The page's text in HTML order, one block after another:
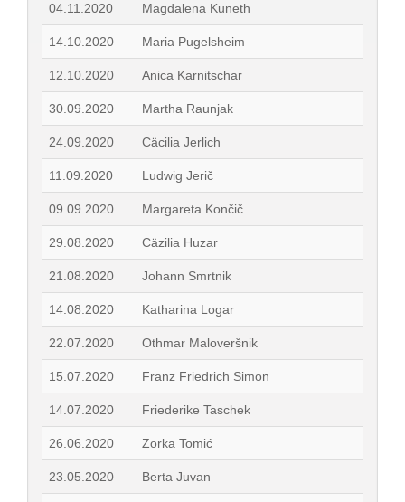
04.11.2020 Magdalena Kuneth
14.10.2020 Maria Pugelsheim
12.10.2020 Anica Karnitschar
30.09.2020 Martha Raunjak
24.09.2020 Cäcilia Jerlich
11.09.2020 Ludwig Jerič
09.09.2020 Margareta Končič
29.08.2020 Cäzilia Huzar
21.08.2020 Johann Smrtnik
14.08.2020 Katharina Logar
22.07.2020 Othmar Maloveršnik
15.07.2020 Franz Friedrich Simon
14.07.2020 Friederike Taschek
26.06.2020 Zorka Tomić
23.05.2020 Berta Juvan